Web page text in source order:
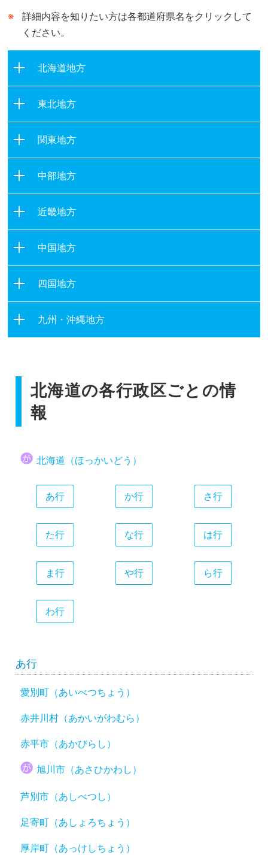
詳細内容を知りたい方は各都道府県名をクリックして
ください。
北海道地方
東北地方
宮城県
秋田県
山形県
福島県
関東地方
群馬県
埼玉県
千葉県
東京都
神奈川県
中部地方
石川県
福井県
山梨県
長野県
岐阜県
三重県
近畿地方
大阪府
兵庫県
奈良県
和歌山県
中国地方
岡山県
広島県
四国地方
九州・沖縄地方
長崎県
熊本県
鹿児島県
沖縄県
北海道の各行政区ごとの情
報
北海道（ほっかいどう）
あ行 か行 さ行
た行 な行 は行
ま行 や行 ら行
わ行
あ行
愛別町（あいべつちょう）
赤井川村（あかいがわむら）
赤平市（あかびらし）
旭川市（あさひかわし）
芦別市（あしべつし）
足寄町（あしょろちょう）
厚岸町（あっけしちょう）